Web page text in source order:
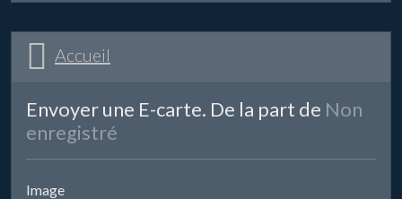
Accueil
Envoyer une E-carte. De la part de Non
enregistré
Image